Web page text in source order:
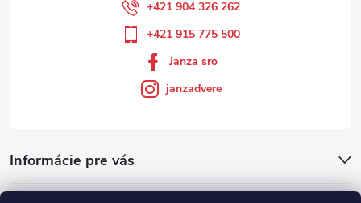
Informácie pre vás
+421 904 326 262
+421 915 775 500
Janza sro
janzadvere